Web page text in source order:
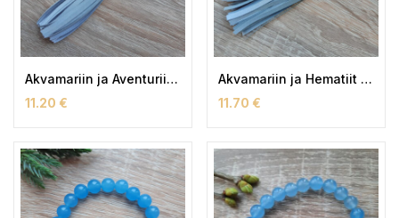
Akvamariin ja Aventuriin Helkur
11.20 €
Akvamariin ja Hematiit Helkur
11.70 €